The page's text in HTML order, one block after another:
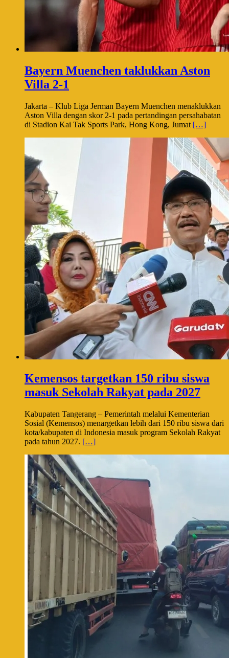
Bayern Muenchen taklukkan Aston
Villa 2-1
Jakarta – Klub Liga Jerman Bayern Muenchen menaklukkan
Aston Villa dengan skor 2-1 pada pertandingan persahabatan
di Stadion Kai Tak Sports Park, Hong Kong, Jumat […]
Kemensos targetkan 150 ribu siswa
masuk Sekolah Rakyat pada 2027
Kabupaten Tangerang – Pemerintah melalui Kementerian
Sosial (Kemensos) menargetkan lebih dari 150 ribu siswa dari
kota/kabupaten di Indonesia masuk program Sekolah Rakyat
pada tahun 2027. […]